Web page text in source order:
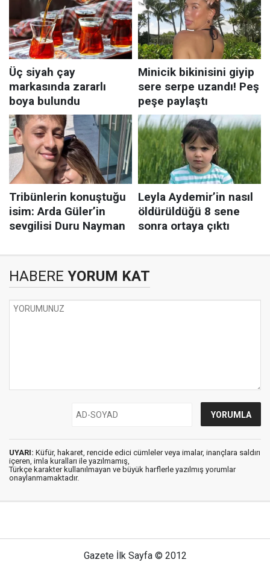
HABERE YORUM KAT
UYARI: Küfür, hakaret, rencide edici cümleler veya imalar, inançlara saldırı
içeren, imla kuralları ile yazılmamış,
Türkçe karakter kullanılmayan ve büyük harflerle yazılmış yorumlar
onaylanmamaktadır.
Gazete İlk Sayfa © 2012